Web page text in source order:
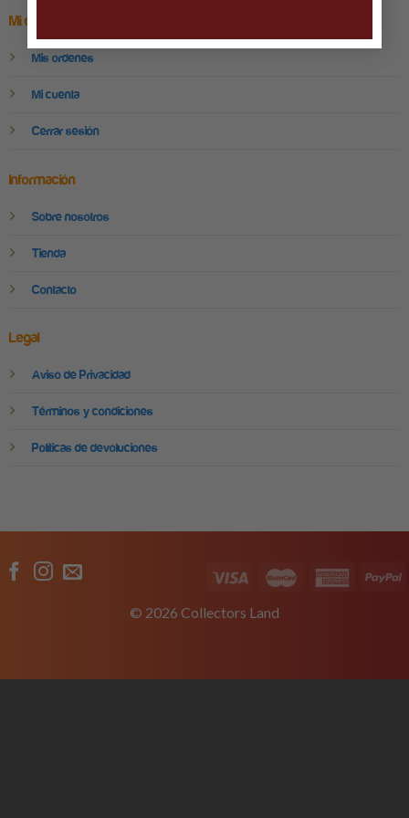
Mi cuenta
Mis ordenes
Mi cuenta
Cerrar sesión
Información
Sobre nosotros
Tienda
Contacto
Legal
Aviso de Privacidad
Términos y condiciones
Políticas de devoluciones
© 2026 Collectors Land